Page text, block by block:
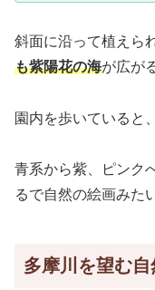
斜面に沿って植えら
も紫陽花の海が広が
園内を歩いていると
青系から紫、ピンク
るで自然の絵画みた
多摩川を望む